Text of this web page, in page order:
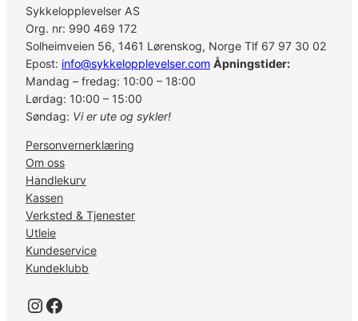
t
S
a
i
n
t
b
k
p
o
s
t
m
o
u
t
Sykkelopplevelser AS
Org. nr: 990 469 172
Solheimveien 56, 1461 Lørenskog, Norge Tlf 67 97 30 02
Epost: info@sykkelopplevelser.com Åpningstider:
Mandag – fredag: 10:00 – 18:00
Lørdag: 10:00 – 15:00
Søndag: Vi er ute og sykler!
Personvernerklæring
Om oss
Handlekurv
Kassen
Verksted & Tjenester
Utleie
Kundeservice
Kundeklubb
Instagram Facebook